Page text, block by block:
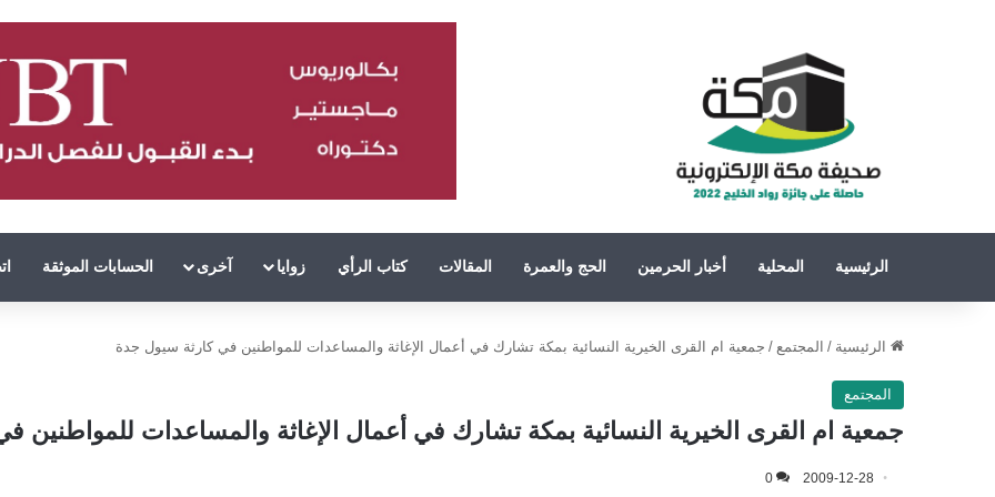
الرئيسية المحلية أخبار الحرمين الحج والعمرة المقالات كتاب الرأي زوايا آخرى الحسابات الموثقة
الرئيسية / المجتمع / جمعية ام القرى الخيرية النسائية بمكة تشارك في أعمال الإغاثة والمساعدات للمواطنين في كارثة سيول جدة
المجتمع
جمعية ام القرى الخيرية النسائية بمكة تشارك في أعمال الإغاثة والمساعدات للمواطنين
2009-12-28
0